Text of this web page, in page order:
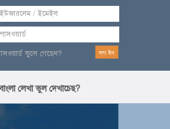
ভুলে গেছেন?
লেখা ভুল দেখাচেছ?